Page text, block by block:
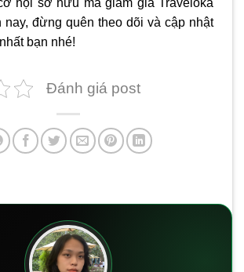
hội sở hữu mã giảm giá Traveloka
nay, đừng quên theo dõi và cập nhật
bạn nhé!
Đánh giá post